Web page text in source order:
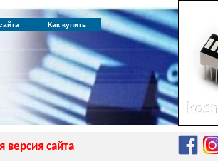
Как купить
версия сайта